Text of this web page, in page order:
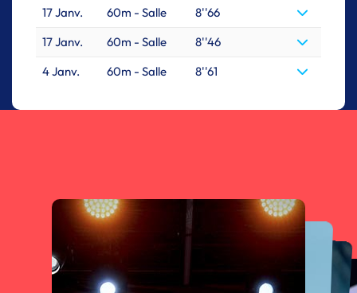
17 Janv.
60m - Salle
8''66
17 Janv.
60m - Salle
8''46
4 Janv.
60m - Salle 8''61